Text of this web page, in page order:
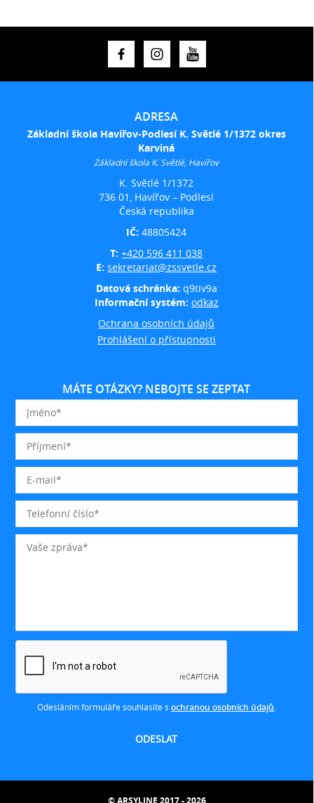
ADRESA
Základní škola Havířov-Podlesí K. Světlé 1/1372 okres
Karviná
Základní škola K. Světlé, Havířov
K. Světlé 1/1372
736 01, Havířov – Podlesí
Česká republika
IČ:48805424
T:+420 596 411 038
E:sekretariat@zssvetle.cz
Datová schránka: q9tiv9a
Informační systém: odkaz
Ochrana osobních údajů
Prohlášení o přístupnosti
MÁTE OTÁZKY? NEBOJTE SE ZEPTAT
Odesláním formuláře souhlasíte s ochranou osobních údajů
© ARSYLINE 2017 - 2026